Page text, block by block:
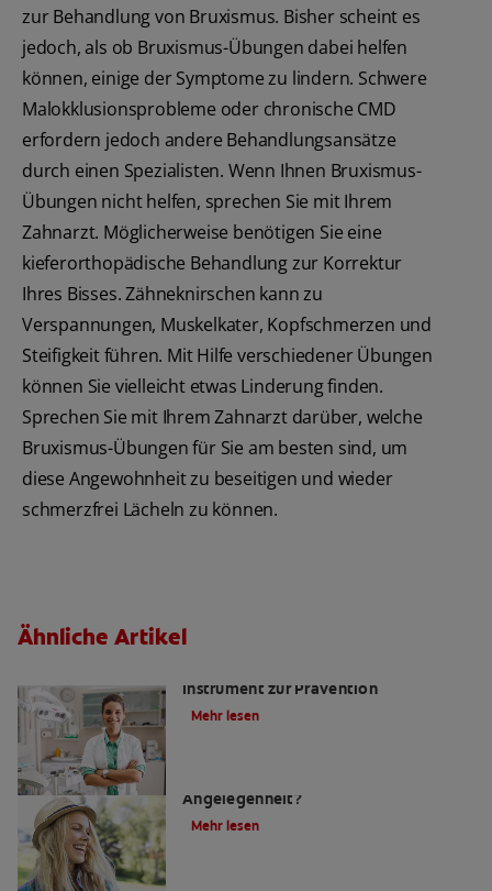
zur Behandlung von Bruxismus. Bisher scheint es
jedoch, als ob Bruxismus-Übungen dabei helfen
können, einige der Symptome zu lindern. Schwere
Malokklusionsprobleme oder chronische CMD
erfordern jedoch andere Behandlungsansätze
durch einen Spezialisten. Wenn Ihnen Bruxismus-
Übungen nicht helfen, sprechen Sie mit Ihrem
Zahnarzt. Möglicherweise benötigen Sie eine
kieferorthopädische Behandlung zur Korrektur
Ihres Bisses. Zähneknirschen kann zu
Verspannungen, Muskelkater, Kopfschmerzen und
Steifigkeit führen. Mit Hilfe verschiedener Übungen
können Sie vielleicht etwas Linderung finden.
Sprechen Sie mit Ihrem Zahnarzt darüber, welche
Bruxismus-Übungen für Sie am besten sind, um
diese Angewohnheit zu beseitigen und wieder
schmerzfrei Lächeln zu können.
Ähnliche Artikel
Instrument zur Prävention
Mehr lesen
Angelegenheit?
Mehr lesen